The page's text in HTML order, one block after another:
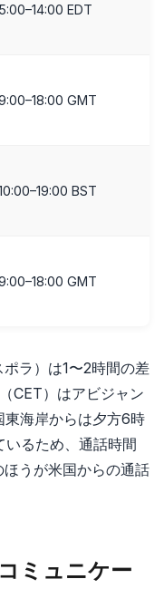
5:00–14:00 EDT
GMT
BST
GMT
ラ）は1〜2時間の差
CET）はアビジャン
東海岸からは夕方6時
いるため、通話時間
うが米国からの通話
ミュニケー